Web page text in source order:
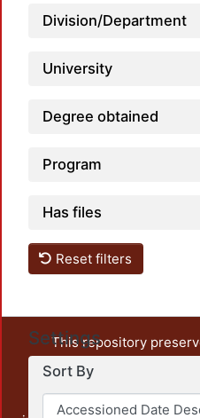
Division/Department
University
Degree obtained
Program
Has files
Reset filters
Settings
Sort By
This repository
unrestricted open
output of UAM
administrative and